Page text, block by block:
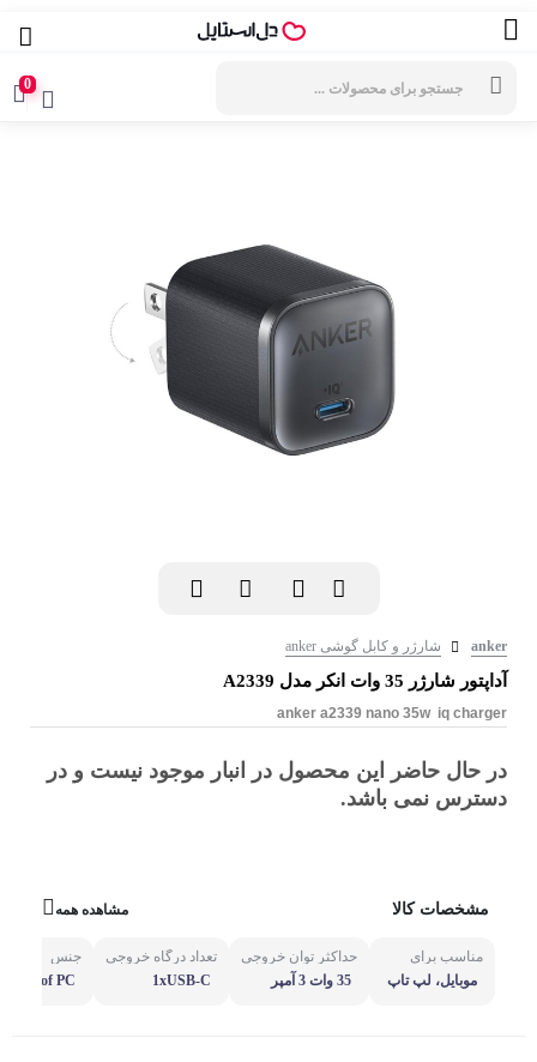
0
anker شارژر و کابل گوشی anker
آداپتور شارژر 35 وات انکر مدل A2339
anker a2339 nano 35w iq charger
در حال حاضر این محصول در انبار موجود نیست و در
دسترس نمی باشد.
مشخصات کالا مشاهده همه
مناسب برای
موبایل، لپ تاپ
حداکثر توان خروجی
35 وات 3 آمپر
تعداد درگاه خروجی
1xUSB-C
جنس
PC